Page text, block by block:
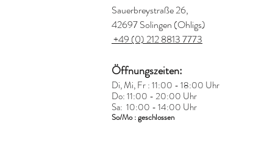
Sauerbreystraße 26,
42697 Solingen (Ohligs)
+49 (0) 212 8813 7773
Öffnungszeiten:
Di, Mi, Fr : 11:00 - 18:00 Uhr
Do: 11:00 - 20:00 Uhr
Sa: 10:00 - 14:00 Uhr
So/Mo : geschlossen